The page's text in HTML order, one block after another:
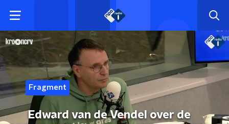
Fragment
Edward van de Vendel over de